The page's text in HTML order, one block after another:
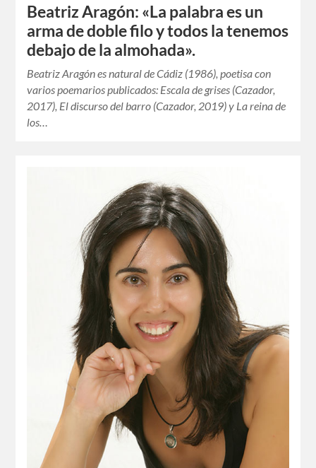
Beatriz Aragón: «La palabra es un
arma de doble filo y todos la tenemos
debajo de la almohada».
Beatriz Aragón es natural de Cádiz (1986), poetisa con
varios poemarios publicados: Escala de grises (Cazador,
2017), El discurso del barro (Cazador, 2019) y La reina de
los…